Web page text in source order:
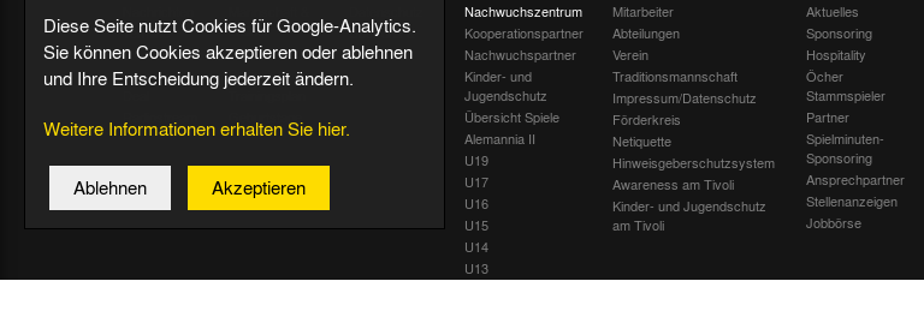
Termine
Tivoli Echo
Dauerkarten-
Trainer
Spiele & Tabelle
Statistik
Über uns &
Kontakt
Nachwuchszentrum
Kooperationspartner
Nachwuchspartner
Kinder- und
Jugendschutz
Übersicht Spiele
Alemannia II
U19
U17
U16
U15
U14
U13
Mitarbeiter
Abteilungen
Verein
Traditionsmannschaft
Impressum/Datenschutz
Förderkreis
Netiquette
Hinweisgeberschutzsystem
Awareness am Tivoli
Kinder- und Jugendschutz
am Tivoli
Aktuelles
Sponsoring
Hospitality
Öcher
Stammspieler
Partner
Spielminuten-
Sponsoring
Ansprechpartner
Stellenanzeigen
Jobbörse
Diese Seite nutzt Cookies für Google-Analytics.
Sie können Cookies akzeptieren oder ablehnen
und Ihre Entscheidung jederzeit ändern.
Weitere Informationen erhalten Sie hier.
Ablehnen Akzeptieren